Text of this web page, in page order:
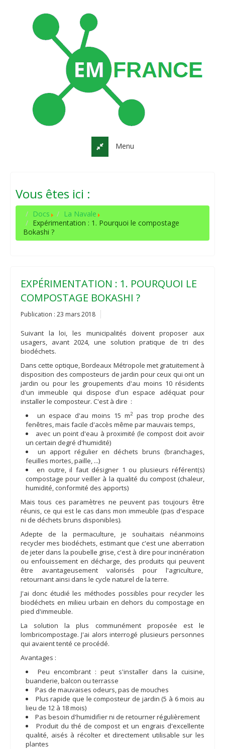
Menu
Vous êtes ici :
Docs
La Navale
Expérimentation : 1. Pourquoi le compostage
Bokashi ?
EXPÉRIMENTATION : 1. POURQUOI LE
COMPOSTAGE BOKASHI ?
Publication : 23 mars 2018
Suivant la loi, les municipalités doivent proposer aux
usagers, avant 2024, une solution pratique de tri des
biodéchets.
Dans cette optique, Bordeaux Métropole met gratuitement à
disposition des composteurs de jardin pour ceux qui ont un
jardin ou pour les groupements d'au moins 10 résidents
d'un immeuble qui dispose d'un espace adéquat pour
installer le composteur. C'est à dire :
un espace d'au moins 15 m2 pas trop proche des
fenêtres, mais facile d'accès même par mauvais temps,
avec un point d'eau à proximité (le compost doit avoir
un certain degré d'humidité)
un apport régulier en déchets bruns (branchages,
feuilles mortes, paille, ...)
en outre, il faut désigner 1 ou plusieurs référent(s)
compostage pour veiller à la qualité du compost (chaleur,
humidité, conformité des apports)
Mais tous ces paramètres ne peuvent pas toujours être
réunis, ce qui est le cas dans mon immeuble (pas d'espace
ni de déchets bruns disponibles).
Adepte de la permaculture, je souhaitais néanmoins
recycler mes biodéchets, estimant que c'est une aberration
de jeter dans la poubelle grise, c'est à dire pour incinération
ou enfouissement en décharge, des produits qui peuvent
être avantageusement valorisés pour l'agriculture,
retournant ainsi dans le cycle naturel de la terre.
J'ai donc étudié les méthodes possibles pour recycler les
biodéchets en milieu urbain en dehors du compostage en
pied d'immeuble.
La solution la plus communément proposée est le
lombricompostage. J'ai alors interrogé plusieurs personnes
qui avaient tenté ce procédé.
Avantages :
Peu encombrant : peut s'installer dans la cuisine,
buanderie, balcon ou terrasse
Pas de mauvaises odeurs, pas de mouches
Plus rapide que le composteur de jardin (5 à 6 mois au
lieu de 12 à 18 mois)
Pas besoin d'humidifier ni de retourner régulièrement
Produit du thé de compost et un engrais d'excellente
qualité, aisés à récolter et directement utilisable sur les
plantes